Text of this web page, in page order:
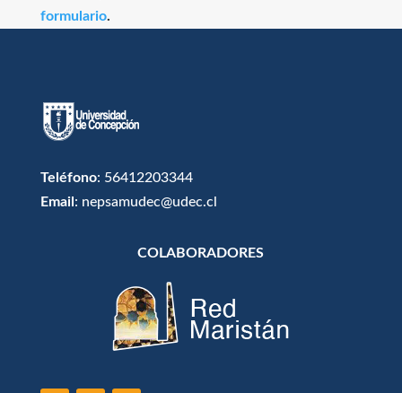
formulario.
Teléfono: 56412203344
Email : nepsamudec@udec.cl
COLABORADORES